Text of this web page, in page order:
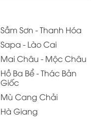
Sầm Sơn - Thanh Hóa
Sapa - Lào Cai
Mai Châu - Mộc Châu
Hồ Ba Bể - Thác Bản
Giốc
Mù Cang Chải
Hà Giang